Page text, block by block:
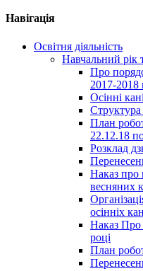
Навігація
Освітня діяльність
Навчальний рік
Про
2017-2018
Осінні
План
22.12.18
Розклад
Наказ про
весняних
осінніх
Наказ Про
році
План